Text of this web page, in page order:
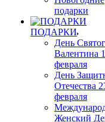
подарки
ПОДАРКИ
День
Валентина
февраля
День
Отечества
февраля
Женский